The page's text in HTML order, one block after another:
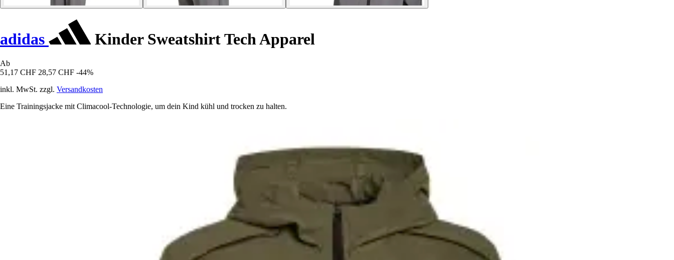
adidas Kinder Sweatshirt Tech Apparel
Ab
51,17 CHF 28,57 CHF -44%
inkl. MwSt. zzgl. Versandkosten
Eine Trainingsjacke mit Climacool-Technologie, um dein Kind kühl und trocken zu halten.